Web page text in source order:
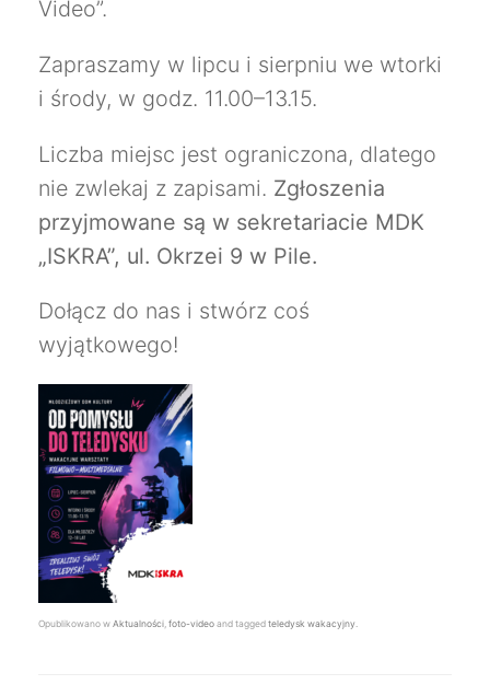
Video”.
Zapraszamy w lipcu i sierpniu we wtorki
i środy, w godz. 11.00–13.15.
Liczba miejsc jest ograniczona, dlatego
nie zwlekaj z zapisami. Zgłoszenia
przyjmowane są w sekretariacie MDK
„ISKRA”, ul. Okrzei 9 w Pile.
Dołącz do nas i stwórz coś
wyjątkowego!
Opublikowano w Aktualności, foto-video and tagged teledysk wakacyjny.